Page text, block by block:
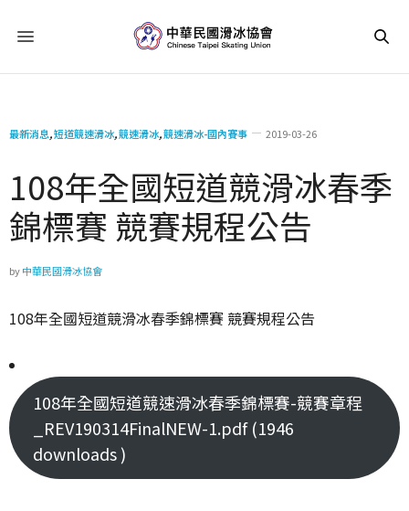
最新消息,短道競速滑冰,競速滑冰,競速滑冰-國內賽事 2019-03-26
108年全國短道競滑冰春季
錦標賽 競賽規程公告
by中華民國滑冰協會
108年全國短道競滑冰春季錦標賽 競賽規程公告
108年全國短道競速滑冰春季錦標賽-競賽章程
_REV190314FinalNEW-1.pdf (1946
downloads )